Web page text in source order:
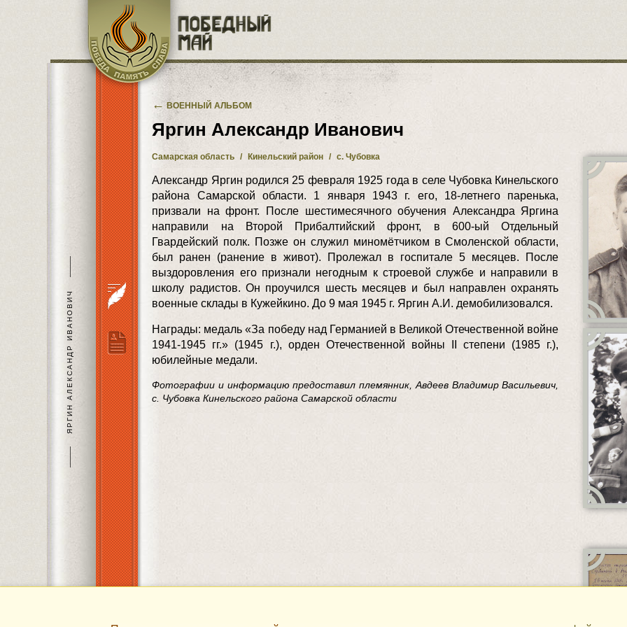
Перейти к основному содержанию
ЯРГИН АЛЕКСАНДР ИВАНОВИЧ
←ВОЕННЫЙ АЛЬБОМ
Яргин Александр Иванович
Самарская область / Кинельский район / с. Чубовка
Александр Яргин родился 25 февраля 1925 года в селе Чубовка Кинельского
района Самарской области. 1 января 1943 г. его, 18-летнего паренька,
призвали на фронт. После шестимесячного обучения Александра Яргина
направили на Второй Прибалтийский фронт, в 600-ый Отдельный
Гвардейский полк. Позже он служил миномётчиком в Смоленской области,
был ранен (ранение в живот). Пролежал в госпитале 5 месяцев. После
выздоровления его признали негодным к строевой службе и направили в
школу радистов. Он проучился шесть месяцев и был направлен охранять
военные склады в Кужейкино. До 9 мая 1945 г. Яргин А.И. демобилизовался.
Награды: медаль «За победу над Германией в Великой Отечественной войне
1941-1945 гг.» (1945 г.), орден Отечественной войны II степени (1985 г.),
юбилейные медали.
Фотографии и информацию предоставил племянник, Авдеев Владимир Васильевич,
с. Чубовка Кинельского района Самарской области